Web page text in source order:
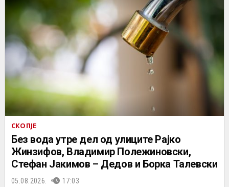
СКОПЈЕ
Без вода утре дел од улиците Рајко
Жинзифов, Владимир Полежиновски,
Стефан Јакимов – Дедов и Борка Талевски
05.08.2026. 17:03